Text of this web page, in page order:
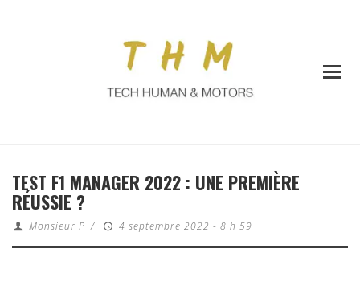
TEST F1 MANAGER 2022 : UNE PREMIÈRE
RÉUSSIE ?
Monsieur P / 4 septembre 2022 - 8 h 59